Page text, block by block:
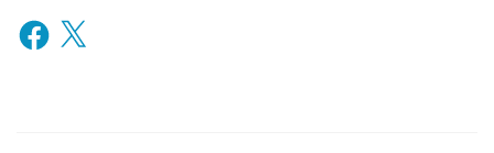
Facebook
X